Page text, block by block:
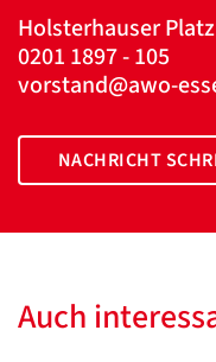
Holsterhauser
0201 1897 - 105
vorstand@awo-
NACHRICHT
Auch